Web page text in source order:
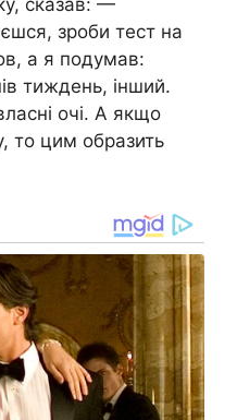
сказав: —
зроби тест на
а я подумав:
тиждень, інший.
очі. А якщо
то цим образить